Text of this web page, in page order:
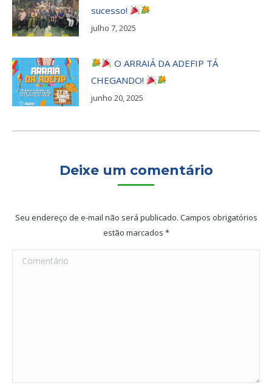
sucesso!
julho 7, 2025
O ARRAIÁ DA ADEFIP TÁ
CHEGANDO!
junho 20, 2025
Deixe um comentário
Seu endereço de e-mail não será publicado. Campos obrigatórios
estão marcados *
Comentário